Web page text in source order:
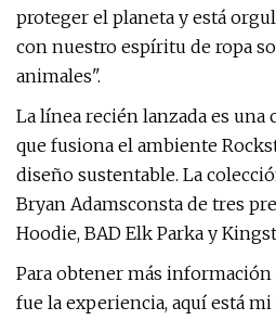
proteger el planeta y está
con nuestro espíritu de ropa
animales".
La línea recién lanzada es una
que fusiona el ambiente
diseño sustentable. La
Bryan Adamsconsta de tres
Hoodie, BAD Elk Parka y
Para obtener más información
fue la experiencia, aquí está